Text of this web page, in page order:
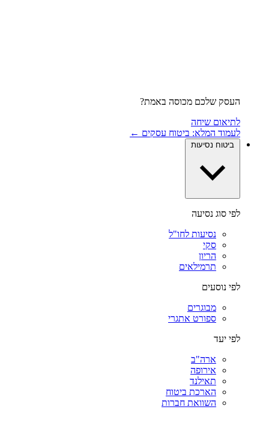
העסק שלכם מכוסה באמת?
לתיאום שיחה
לעמוד המלא: ביטוח עסקים ←
ביטוח נסיעות
לפי סוג נסיעה
נסיעות לחו"ל
סקי
הריון
תרמילאים
לפי נוסעים
מבוגרים
ספורט אתגרי
לפי יעד
ארה"ב
אירופה
תאילנד
הארכת ביטוח
השוואת חברות